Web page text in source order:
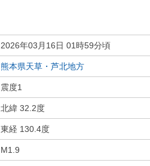
2026年03月16日 01時59分頃
熊本県天草・芦北地方
震度1
北緯 32.2度
東経 130.4度
M1.9